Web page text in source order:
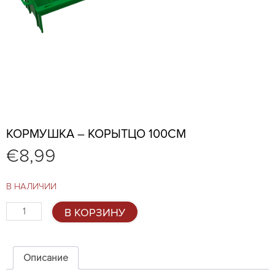
КОРМУШКА – КОРЫТЦО 100СМ
€8,99
В НАЛИЧИИ
Количество
товара
корытцо
100см
В КОРЗИНУ
Описание